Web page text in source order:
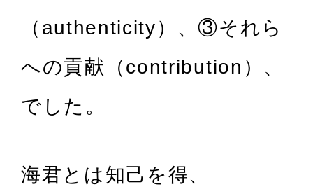
（authenticity）、③それら
への貢献（contribution）、
でした。
海君とは知己を得、